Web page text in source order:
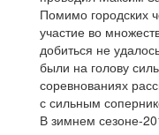
Помимо городских
участие во
добиться не
были на голову
соревнованиях
с сильным
В зимнем сезоне-